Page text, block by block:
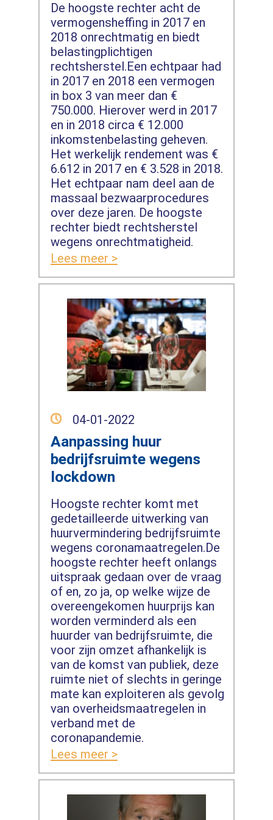
De hoogste rechter acht de
vermogensheffing in 2017 en
2018 onrechtmatig en biedt
belastingplichtigen
rechtsherstel.Een echtpaar had
in 2017 en 2018 een vermogen
in box 3 van meer dan €
750.000. Hierover werd in 2017
en in 2018 circa € 12.000
inkomstenbelasting geheven.
Het werkelijk rendement was €
6.612 in 2017 en € 3.528 in 2018.
Het echtpaar nam deel aan de
massaal bezwaarprocedures
over deze jaren. De hoogste
rechter biedt rechtsherstel
wegens onrechtmatigheid.
Lees meer >
04-01-2022
Aanpassing huur
bedrijfsruimte wegens
lockdown
Hoogste rechter komt met
gedetailleerde uitwerking van
huurvermindering bedrijfsruimte
wegens coronamaatregelen.De
hoogste rechter heeft onlangs
uitspraak gedaan over de vraag
of en, zo ja, op welke wijze de
overeengekomen huurprijs kan
worden verminderd als een
huurder van bedrijfsruimte, die
voor zijn omzet afhankelijk is
van de komst van publiek, deze
ruimte niet of slechts in geringe
mate kan exploiteren als gevolg
van overheidsmaatregelen in
verband met de
coronapandemie.
Lees meer >